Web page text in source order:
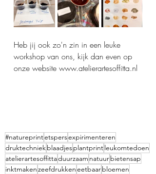
Heb jij ook zo'n zin in een leuke
workshop van ons, kijk dan even op
onze website www.atelierartesoffitta.nl
#natureprintetspersexpirimenteren
druktechniekblaadjesplantprintleukomtedoen
atelierartesoffittaduurzaam natuurbietensap
inktmakenzeefdrukkeneetbaarbloemen